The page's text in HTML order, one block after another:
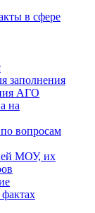
в сфере
заполнения
АГО
на
вопросам
МОУ, их